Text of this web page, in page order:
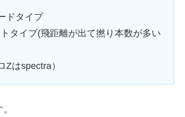
ドタイプ
タイプ(飛距離が出て撚り本数が多い
はspectra）